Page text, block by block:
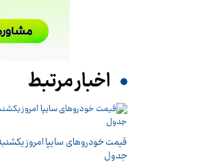
اخبار مرتبط
جدول